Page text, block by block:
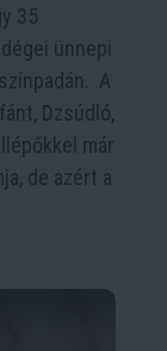
35
ünnepi
A
Dzsúdló,
már
de azért a